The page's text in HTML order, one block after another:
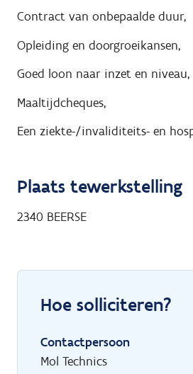
Contract van onbepaalde duur,
Opleiding en doorgroeikansen,
Goed loon naar inzet en niveau,
Maaltijdcheques,
Een ziekte-/invaliditeits- en
Plaats tewerkstelling
2340 BEERSE
Hoe solliciteren?
Contactpersoon
Mol Technics